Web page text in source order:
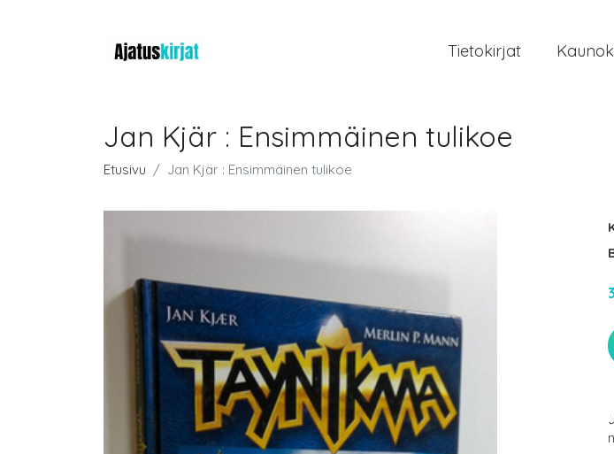
Tietokirjat
Jan Kjär : Ensimmäinen tulikoe
Etusivu Jan Kjär : Ensimmäinen tulikoe